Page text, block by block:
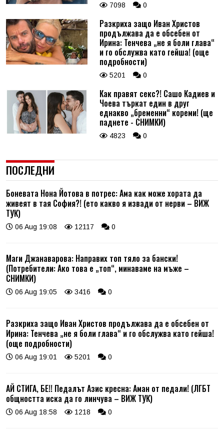
7098 0
Разкриха защо Иван Христов
продължава да е обсебен от
Ирина: Тенчева „не я боли глава“
и го обслужва като гейша! (още
подробности)
5201 0
Как правят секс?! Сашо Кадиев и
Чоева търкат един в друг
еднакво „бременни“ кореми! (ще
паднете - СНИМКИ)
4823 0
ПОСЛЕДНИ
Боневата Нона Йотова в потрес: Ама как може хората да
живеят в тая София?! (ето какво я извади от нерви – ВИЖ
ТУК)
06 Aug 19:08 12117 0
Маги Джанаварова: Направих топ тяло за бански!
(Потребители: Ако това е „топ“, минаваме на мъже –
СНИМКИ)
06 Aug 19:05 3416 0
Разкриха защо Иван Христов продължава да е обсебен от
Ирина: Тенчева „не я боли глава“ и го обслужва като гейша!
(още подробности)
06 Aug 19:01 5201 0
АЙ СТИГА, БЕ!! Педалът Азис кресна: Аман от педали! (ЛГБТ
общността иска да го линчува – ВИЖ ТУК)
06 Aug 18:58 1218 0